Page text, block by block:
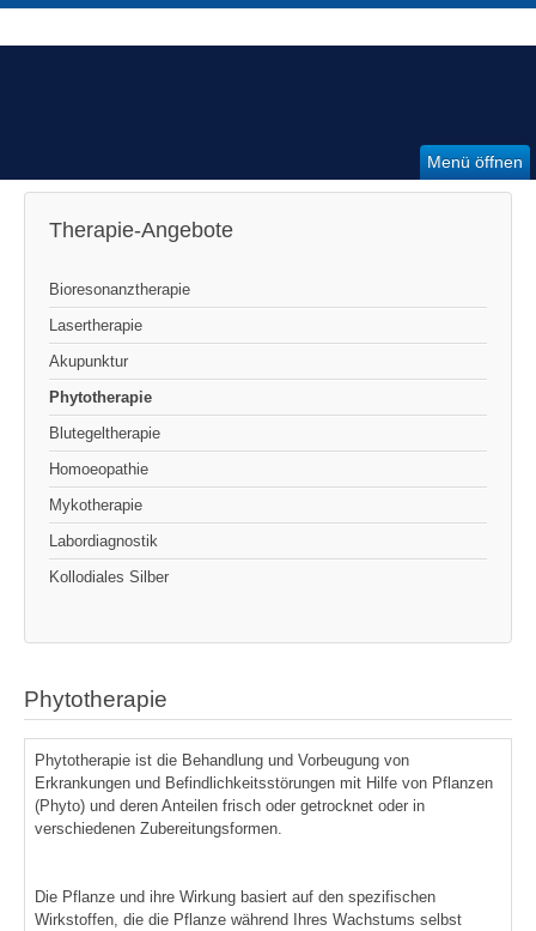
Menü öffnen
Therapie-Angebote
Bioresonanztherapie
Lasertherapie
Akupunktur
Phytotherapie
Blutegeltherapie
Homoeopathie
Mykotherapie
Labordiagnostik
Kollodiales Silber
Phytotherapie
Phytotherapie ist die Behandlung und Vorbeugung von
Erkrankungen und Befindlichkeitsstörungen mit Hilfe von Pflanzen
(Phyto) und deren Anteilen frisch oder getrocknet oder in
verschiedenen Zubereitungsformen.
Die Pflanze und ihre Wirkung basiert auf den spezifischen
Wirkstoffen, die die Pflanze während Ihres Wachstums selbst